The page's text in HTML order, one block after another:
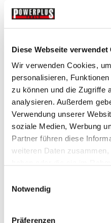
Diese Webseite verwendet
Wir verwenden Cookies,
personalisieren,
zu können und die Zugriffe
analysieren. Außerdem
Verwendung unserer
soziale Medien, Werbung
Partner führen diese
weiteren Daten
Notwendig
Präferenzen
Mehr In den Warenkorb
Wunschliste
Sandstrahlkabinen-Zubehor